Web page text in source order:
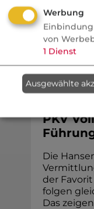
jetzt ...
KV
PKV
Die
der
folgen
Das
Werbung
von
1 Dienst
Ausgewählte